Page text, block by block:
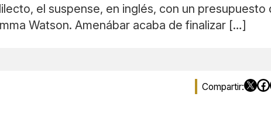
el suspense, en inglés, con un
Watson. Amenábar acaba de finalizar […]